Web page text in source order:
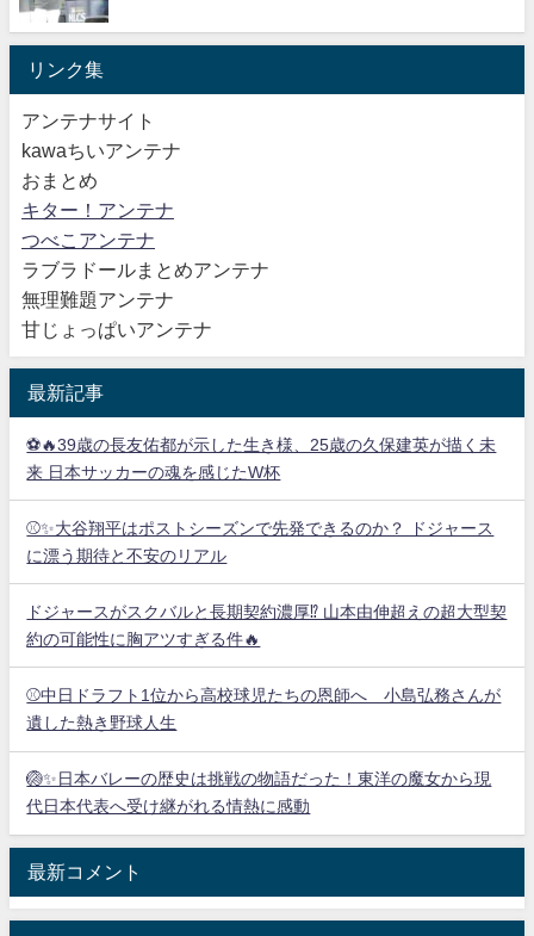
リンク集
アンテナサイト
kawaちいアンテナ
おまとめ
キター！アンテナ
つべこアンテナ
ラブラドールまとめアンテナ
無理難題アンテナ
甘じょっぱいアンテナ
最新記事
⚽🔥39歳の長友佑都が示した生き様、25歳の久保建英が描く未
来 日本サッカーの魂を感じたW杯
⚾✨大谷翔平はポストシーズンで先発できるのか？ ドジャース
に漂う期待と不安のリアル
ドジャースがスクバルと長期契約濃厚⁉︎ 山本由伸超えの超大型契
約の可能性に胸アツすぎる件🔥
⚾中日ドラフト1位から高校球児たちの恩師へ 小島弘務さんが
遺した熱き野球人生
🏐✨日本バレーの歴史は挑戦の物語だった！東洋の魔女から現
代日本代表へ受け継がれる情熱に感動
最新コメント